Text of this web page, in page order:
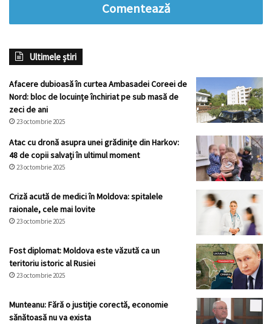
Comentează
Ultimele știri
Afacere dubioasă în curtea Ambasadei Coreei de
Nord: bloc de locuințe închiriat pe sub masă de
zeci de ani
23 octombrie 2025
Atac cu dronă asupra unei grădinițe din Harkov:
48 de copii salvați în ultimul moment
23 octombrie 2025
Criză acută de medici în Moldova: spitalele
raionale, cele mai lovite
23 octombrie 2025
Fost diplomat: Moldova este văzută ca un
teritoriu istoric al Rusiei
23 octombrie 2025
Munteanu: Fără o justiție corectă, economie
sănătoasă nu va exista